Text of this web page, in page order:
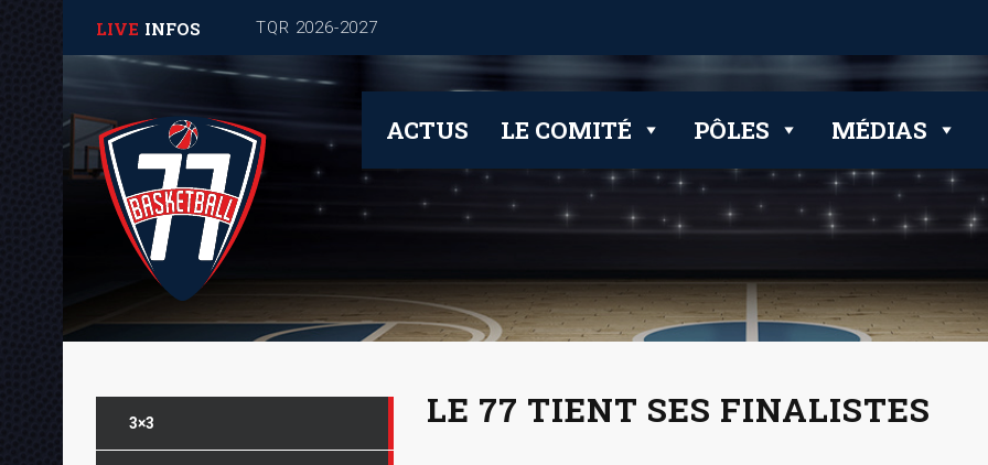
LIVE INFOS Journée de rentrée pour les clubs
ACTUS LE COMITÉ PÔLES MÉDIAS
LE 77 TIENT SES FINALISTES
3×3